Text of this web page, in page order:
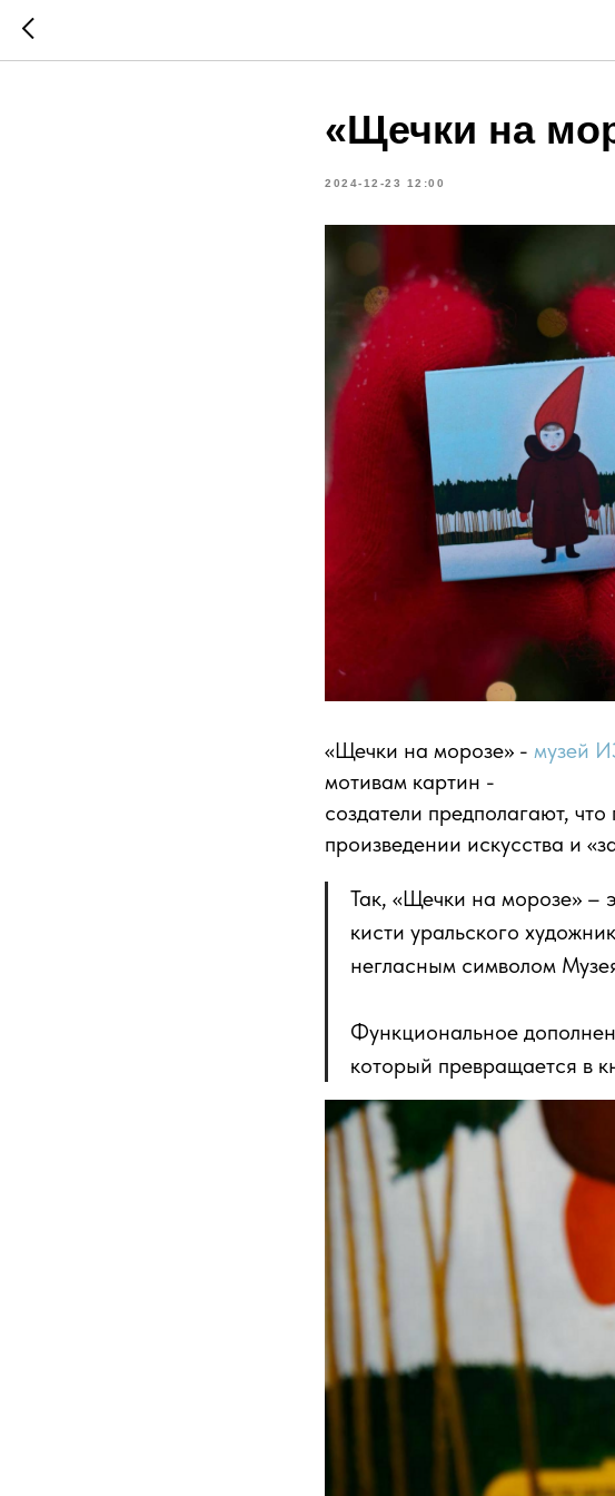
«Щечки на
2024-12-23 12:00
«Щечки на морозе» - музей
мотивам картин -
создатели предполагают,
произведении искусства и
Так, «Щечки на морозе» –
кисти уральского
негласным символом
Функциональное
который превращается в